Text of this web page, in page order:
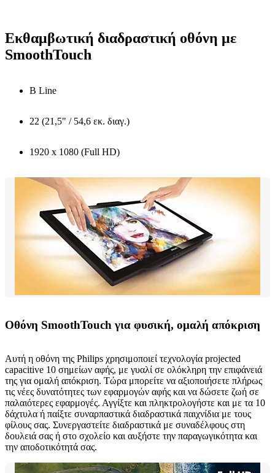
Εκθαμβωτική διαδραστική οθόνη με
SmoothTouch
B Line
22 (21,5" / 54,6 εκ. διαγ.)
1920 x 1080 (Full HD)
Οθόνη SmoothTouch για φυσική, ομαλή απόκριση
Αυτή η οθόνη της Philips χρησιμοποιεί τεχνολογία projected
capacitive 10 σημείων αφής, με γυαλί σε ολόκληρη την επιφάνειά
της για ομαλή απόκριση. Τώρα μπορείτε να αξιοποιήσετε πλήρως
τις νέες δυνατότητες των εφαρμογών αφής και να δώσετε ζωή σε
παλαιότερες εφαρμογές. Αγγίξτε και πληκτρολογήστε και με τα 10
δάχτυλα ή παίξτε συναρπαστικά διαδραστικά παιχνίδια με τους
φίλους σας. Συνεργαστείτε διαδραστικά με συναδέλφους στη
δουλειά σας ή στο σχολείο και αυξήστε την παραγωγικότητα και
την αποδοτικότητά σας.